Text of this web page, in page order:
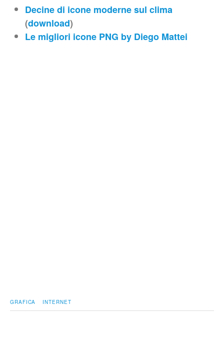
Decine di icone moderne sul clima
(download)
Le migliori icone PNG by Diego Mattei
GRAFICA INTERNET